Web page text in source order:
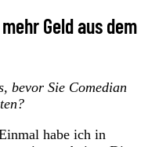
Geld aus dem
bevor Sie Comedian
habe ich in